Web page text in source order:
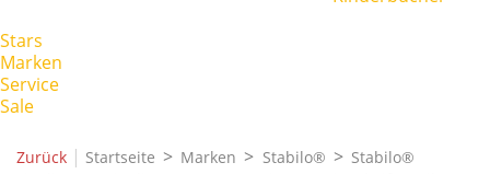
Stars
Marken
Service
Sale
Zurück | Startseite Marken Stabilo®
Stabilo®